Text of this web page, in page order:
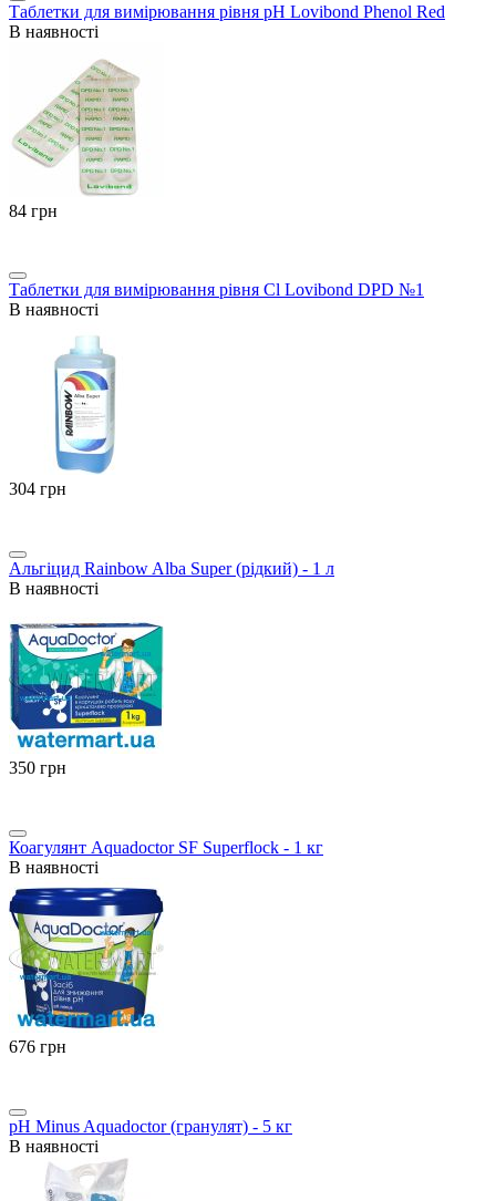
Таблетки для вимірювання рівня pH Lovibond Phenol Red
В наявності
‍84‍ грн
Таблетки для вимірювання рівня Cl Lovibond DPD №1
В наявності
‍304‍ грн
Альгіцид Rainbow Alba Super (рідкий) - 1 л
В наявності
‍350‍ грн
Коагулянт Aquadoctor SF Superflock - 1 кг
В наявності
‍676‍ грн
pH Minus Aquadoctor (гранулят) - 5 кг
В наявності